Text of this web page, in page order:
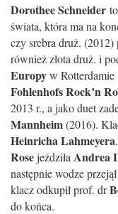
Dorothee Schneider
świata, która ma na
czy srebra druż. (2012)
również złota druż. i
Europyw
Fohlenhofs Rock’n
2013 r., a jako duet
Mannheim(2016).
Heinricha Lahmeyera
Rosejeździła Andrea
następnie wodze przejął
klacz odkupił prof. dr
do końca.